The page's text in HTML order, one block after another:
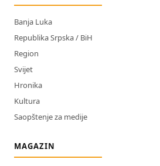
Banja Luka
Republika Srpska / BiH
Region
Svijet
Hronika
Kultura
Saopštenje za medije
MAGAZIN